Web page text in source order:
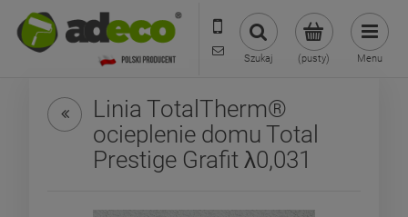
573 569 400
sklep@adecoshop.pl
(pusty)
Szukaj Menu
Linia TotalTherm®
ocieplenie domu Total
Prestige Grafit λ0,031